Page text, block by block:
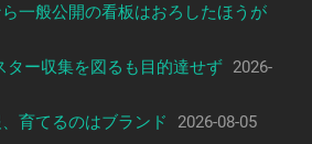
一般公開の看板はおろしたほうが
ター収集を図るも目的達せず 2026-
育てるのはブランド
2026-08-05